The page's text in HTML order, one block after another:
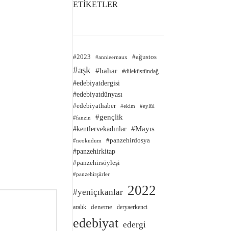
ETİKETLER
#2023 #annieernaux #ağustos
#aşk #bahar #dileküstündağ
#edebiyatdergisi
#edebiyatdünyası
#edebiyathaber #ekim #eylül
#fanzin
#gençlik
#kentlervekadınlar #Mayıs
#neokudum
#panzehirdosya
#panzehirkitap
#panzehirsöyleşi
#panzehirşiirler
#yeniçıkanlar 2022
aralık deneme deryaerkenci
edebiyat edergi